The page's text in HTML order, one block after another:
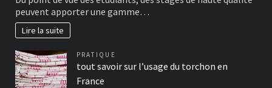
peuvent apporter une gamme…
Lire la suite
PRATIQUE
tout savoir sur l’usage du torchon en
France